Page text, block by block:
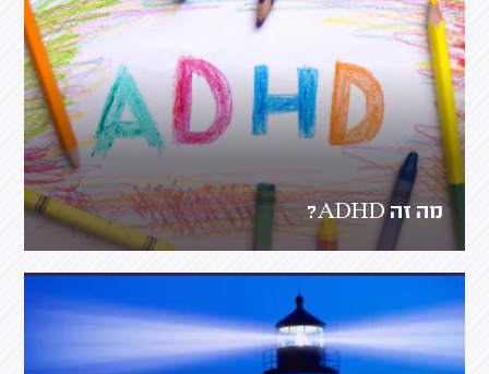
מה זה ADHD?